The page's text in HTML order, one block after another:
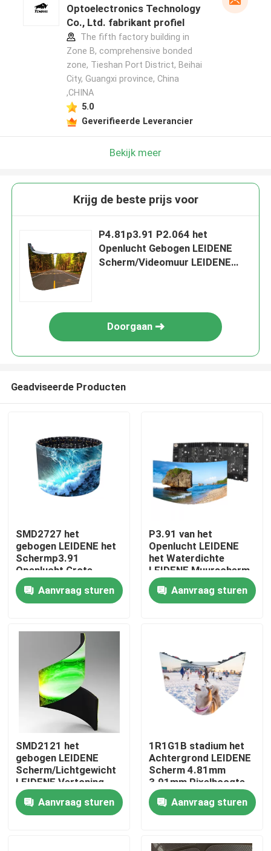
Producten
Videos
Fabrieksrondleiding
Kwaliteitscontrole
Neem contact met ons op
Nieuws
Gevallen
Optoelectronics Technology
Co., Ltd. fabrikant profiel
The fifth factory building in
Zone B, comprehensive bonded
zone, Tieshan Port District, Beihai
City, Guangxi province, China
,CHINA
5.0
Geverifieerde Leverancier
Bekijk meer
Krijg de beste prijs voor
P4.81p3.91 P2.064 het
Openlucht Gebogen LEIDENE
Scherm/Videomuur LEIDENE
Doorgaan
Geadviseerde Producten
SMD2727 het
gebogen LEIDENE het
Schermp3.91
Openlucht Grote
LEIDENE
Vertoningsscherm
ISO9001
Aanvraag sturen
P3.91 van het
Openlucht LEIDENE
het Waterdichte
LEIDENE Muurscherm
Vertoningsscherm
voor Reclame ROHS
Aanvraag sturen
SMD2121 het
gebogen LEIDENE
Scherm/Lichtgewicht
LEIDENE Vertoning
P3.91 3.91mm
Aanvraag sturen
1R1G1B stadium het
Achtergrond LEIDENE
Scherm 4.81mm
3.91mm Pixelhoogte
Aanvraag sturen